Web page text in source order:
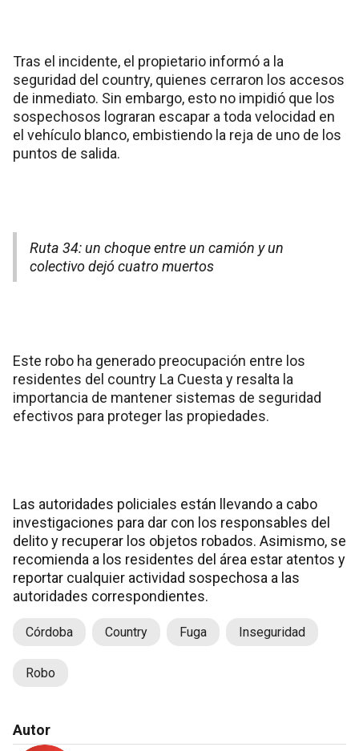
Tras el incidente, el propietario informó a la
seguridad del country, quienes cerraron los accesos
de inmediato. Sin embargo, esto no impidió que los
sospechosos lograran escapar a toda velocidad en
el vehículo blanco, embistiendo la reja de uno de los
puntos de salida.
Ruta 34: un choque entre un camión y un
colectivo dejó cuatro muertos
Este robo ha generado preocupación entre los
residentes del country La Cuesta y resalta la
importancia de mantener sistemas de seguridad
efectivos para proteger las propiedades.
Las autoridades policiales están llevando a cabo
investigaciones para dar con los responsables del
delito y recuperar los objetos robados. Asimismo, se
recomienda a los residentes del área estar atentos y
reportar cualquier actividad sospechosa a las
autoridades correspondientes.
Córdoba Country Fuga Inseguridad
Robo
Autor